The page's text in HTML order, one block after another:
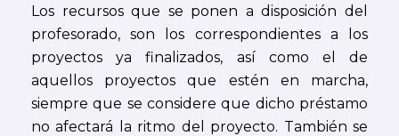
Los recursos que se ponen a disposición del
profesorado, son los correspondientes a los
proyectos ya finalizados, así como el de
aquellos proyectos que estén en marcha,
siempre que se considere que dicho préstamo
no afectará la ritmo del proyecto. También se